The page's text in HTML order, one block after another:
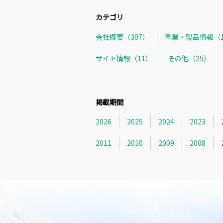
カテゴリ
会社概要（307）
事業・製品情報（
サイト情報（11） その他（25）
掲載期間
2026
2025 2024 2023
2011 2010 2009 2008